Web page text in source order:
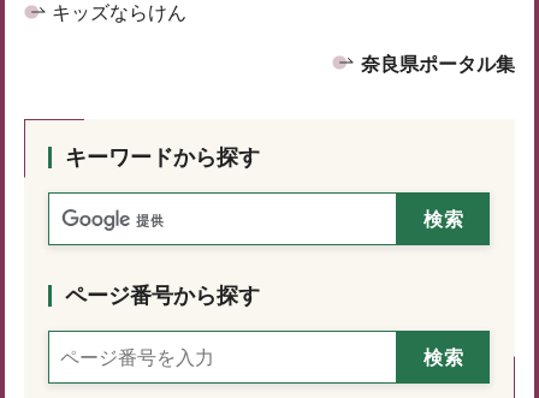
キッズならけん
奈良県ポータル集
キーワードから探す
ページ番号から探す